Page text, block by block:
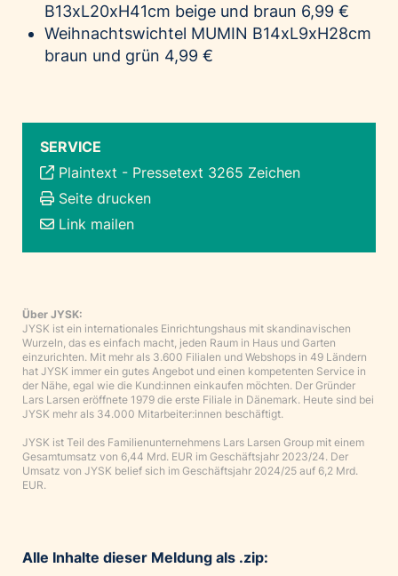
B13xL20xH41cm beige und braun 6,99 €
Weihnachtswichtel MUMIN B14xL9xH28cm
braun und grün 4,99 €
SERVICE
Plaintext - Pressetext 3265 Zeichen
Seite drucken
Link mailen
Über JYSK:
JYSK ist ein internationales Einrichtungshaus mit skandinavischen
Wurzeln, das es einfach macht, jeden Raum in Haus und Garten
einzurichten. Mit mehr als 3.600 Filialen und Webshops in 49 Ländern
hat JYSK immer ein gutes Angebot und einen kompetenten Service in
der Nähe, egal wie die Kund:innen einkaufen möchten. Der Gründer
Lars Larsen eröffnete 1979 die erste Filiale in Dänemark. Heute sind bei
JYSK mehr als 34.000 Mitarbeiter:innen beschäftigt.
JYSK ist Teil des Familienunternehmens Lars Larsen Group mit einem
Gesamtumsatz von 6,44 Mrd. EUR im Geschäftsjahr 2023/24. Der
Umsatz von JYSK belief sich im Geschäftsjahr 2024/25 auf 6,2 Mrd.
EUR.
Alle Inhalte dieser Meldung als .zip: